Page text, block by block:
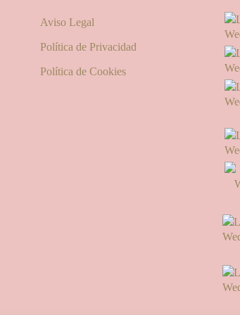
Aviso Legal
Política de Privacidad
Política de Cookies